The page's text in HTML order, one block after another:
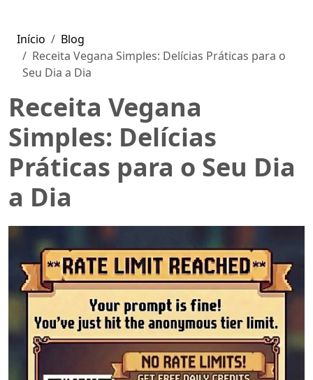
Início
Blog
Receita Vegana Simples: Delícias Práticas para o
Seu Dia a Dia
Receita Vegana
Simples: Delícias
Práticas para o Seu Dia
a Dia